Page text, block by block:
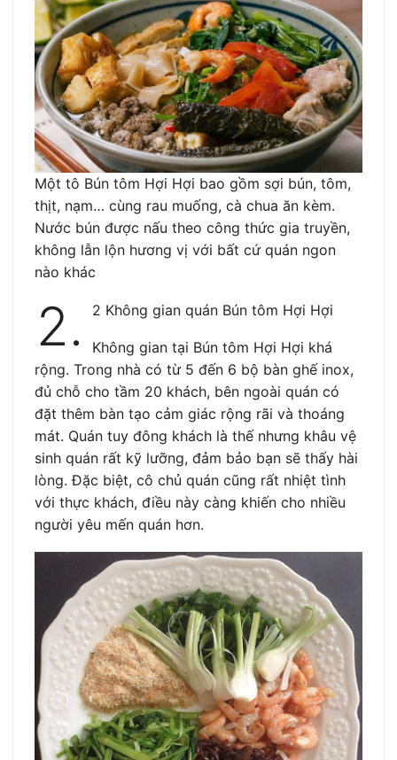
Một tô Bún tôm Hợi Hợi bao gồm sợi bún, tôm,
thịt, nạm… cùng rau muống, cà chua ăn kèm.
Nước bún được nấu theo công thức gia truyền,
không lẫn lộn hương vị với bất cứ quán ngon
nào khác
2. 2 Không gian quán Bún tôm Hợi Hợi
Không gian tại Bún tôm Hợi Hợi khá
rộng. Trong nhà có từ 5 đến 6 bộ bàn ghế inox,
đủ chỗ cho tầm 20 khách, bên ngoài quán có
đặt thêm bàn tạo cảm giác rộng rãi và thoáng
mát. Quán tuy đông khách là thế nhưng khâu vệ
sinh quán rất kỹ lưỡng, đảm bảo bạn sẽ thấy hài
lòng. Đặc biệt, cô chủ quán cũng rất nhiệt tình
với thực khách, điều này càng khiến cho nhiều
người yêu mến quán hơn.